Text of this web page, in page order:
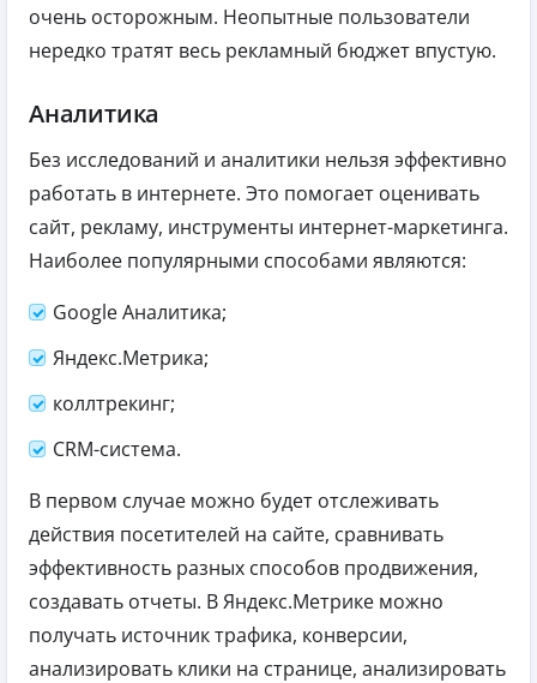
очень осторожным. Неопытные пользователи
нередко тратят весь рекламный бюджет впустую.
Аналитика
Без исследований и аналитики нельзя эффективно
работать в интернете. Это помогает оценивать
сайт, рекламу, инструменты интернет-маркетинга.
Наиболее популярными способами являются:
Google Аналитика;
Яндекс.Метрика;
коллтрекинг;
CRM-система.
В первом случае можно будет отслеживать
действия посетителей на сайте, сравнивать
эффективность разных способов продвижения,
создавать отчеты. В Яндекс.Метрике можно
получать источник трафика, конверсии,
анализировать клики на странице, анализировать